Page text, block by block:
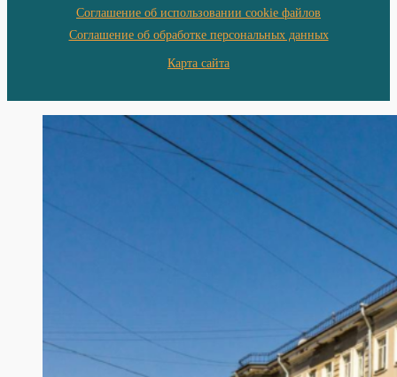
Соглашение об использовании cookie файлов
Соглашение об обработке персональных данных
Карта сайта